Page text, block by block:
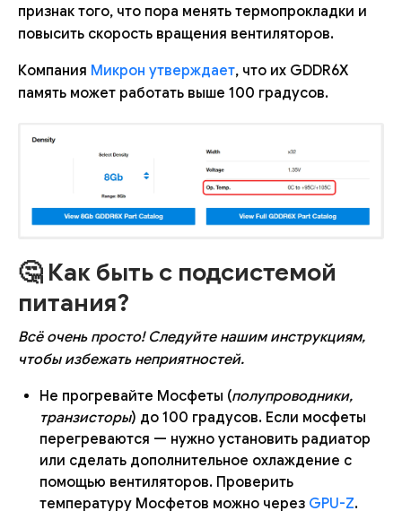
признак того, что пора менять термопрокладки и
повысить скорость вращения вентиляторов.
Компания Микрон утверждает, что их GDDR6X
память может работать выше 100 градусов.
🤔 Как быть с подсистемой
питания?
Всё очень просто! Следуйте нашим инструкциям,
чтобы избежать неприятностей.
Не прогревайте Мосфеты (полупроводники,
транзисторы) до 100 градусов. Если мосфеты
перегреваются — нужно установить радиатор
или сделать дополнительное охлаждение с
помощью вентиляторов. Проверить
температуру Мосфетов можно через GPU-Z.